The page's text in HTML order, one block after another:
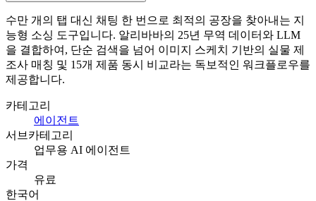
수만 개의 탭 대신 채팅 한 번으로 최적의 공장을 찾아내는 지
능형 소싱 도구입니다. 알리바바의 25년 무역 데이터와 LLM
을 결합하여, 단순 검색을 넘어 이미지 스케치 기반의 실물 제
조사 매칭 및 15개 제품 동시 비교라는 독보적인 워크플로우를
제공합니다.
카테고리
에이전트
서브카테고리
업무용 AI 에이전트
가격
유료
한국어